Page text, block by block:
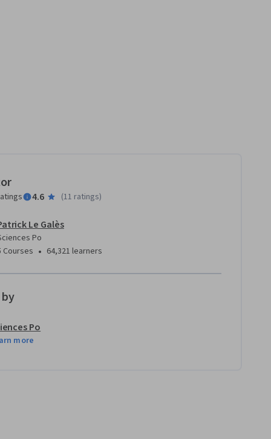
4.6 (11 ratings)
Le Galès
Po
Courses • 64,321 learners
Po
more